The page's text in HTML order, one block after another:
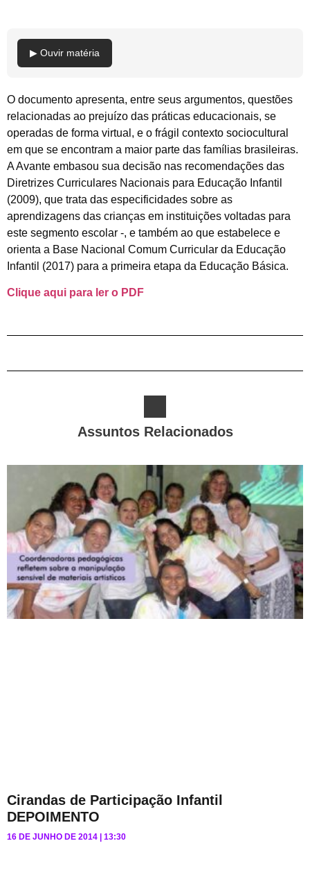
▶ Ouvir matéria
O documento apresenta, entre seus argumentos, questões
relacionadas ao prejuízo das práticas educacionais, se
operadas de forma virtual, e o frágil contexto sociocultural
em que se encontram a maior parte das famílias brasileiras.
A Avante embasou sua decisão nas recomendações das
Diretrizes Curriculares Nacionais para Educação Infantil
(2009), que trata das especificidades sobre as
aprendizagens das crianças em instituições voltadas para
este segmento escolar -, e também ao que estabelece e
orienta a Base Nacional Comum Curricular da Educação
Infantil (2017) para a primeira etapa da Educação Básica.
Clique aqui para ler o PDF
Assuntos Relacionados
Cirandas de Participação Infantil
DEPOIMENTO
16 DE JUNHO DE 2014 13:30